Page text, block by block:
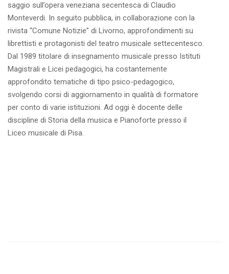
saggio sull’opera veneziana secentesca di Claudio
Monteverdi. In seguito pubblica, in collaborazione con la
rivista “Comune Notizie” di Livorno, approfondimenti su
librettisti e protagonisti del teatro musicale settecentesco.
Dal 1989 titolare di insegnamento musicale presso Istituti
Magistrali e Licei pedagogici, ha costantemente
approfondito tematiche di tipo psico-pedagogico,
svolgendo corsi di aggiornamento in qualità di formatore
per conto di varie istituzioni. Ad oggi è docente delle
discipline di Storia della musica e Pianoforte presso il
Liceo musicale di Pisa.